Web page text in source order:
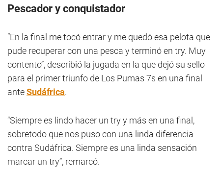
Pescador y conquistador
“En la final me tocó entrar y me quedó esa pelota que
pude recuperar con una pesca y terminó en try. Muy
contento”, describió la jugada en la que dejó su sello
para el primer triunfo de Los Pumas 7s en una final
anteSudáfrica.
“Siempre es lindo hacer un try y más en una final,
sobretodo que nos puso con una linda diferencia
contra Sudáfrica. Siempre es una linda sensación
marcar un try”, remarcó.